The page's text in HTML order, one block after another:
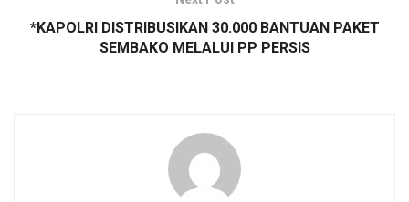
*KAPOLRI DISTRIBUSIKAN 30.000 BANTUAN PAKET
SEMBAKO MELALUI PP PERSIS